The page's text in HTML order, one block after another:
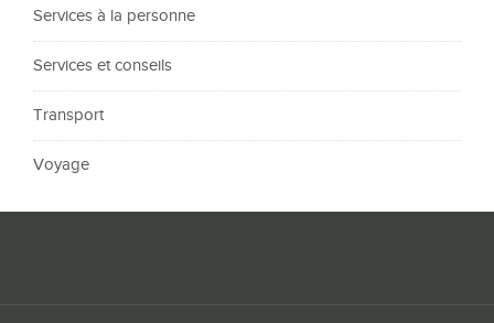
Services à la personne
Services et conseils
Transport
Voyage